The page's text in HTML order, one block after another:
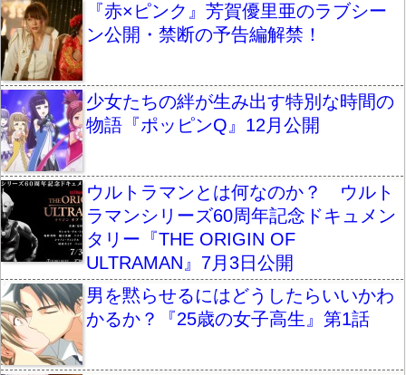
『赤×ピンク』芳賀優里亜のラブシー
ン公開・禁断の予告編解禁！
少女たちの絆が生み出す特別な時間の
物語『ポッピンQ』12月公開
ウルトラマンとは何なのか？ ウルト
ラマンシリーズ60周年記念ドキュメン
タリー『THE ORIGIN OF
ULTRAMAN』7月3日公開
男を黙らせるにはどうしたらいいかわ
かるか？『25歳の女子高生』第1話